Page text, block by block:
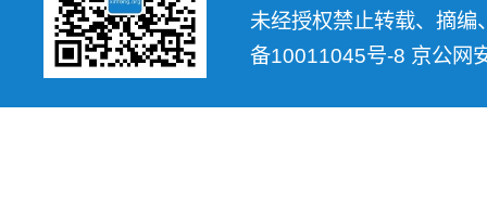
未经授权禁止转载、摘
备10011045号-8 京公网